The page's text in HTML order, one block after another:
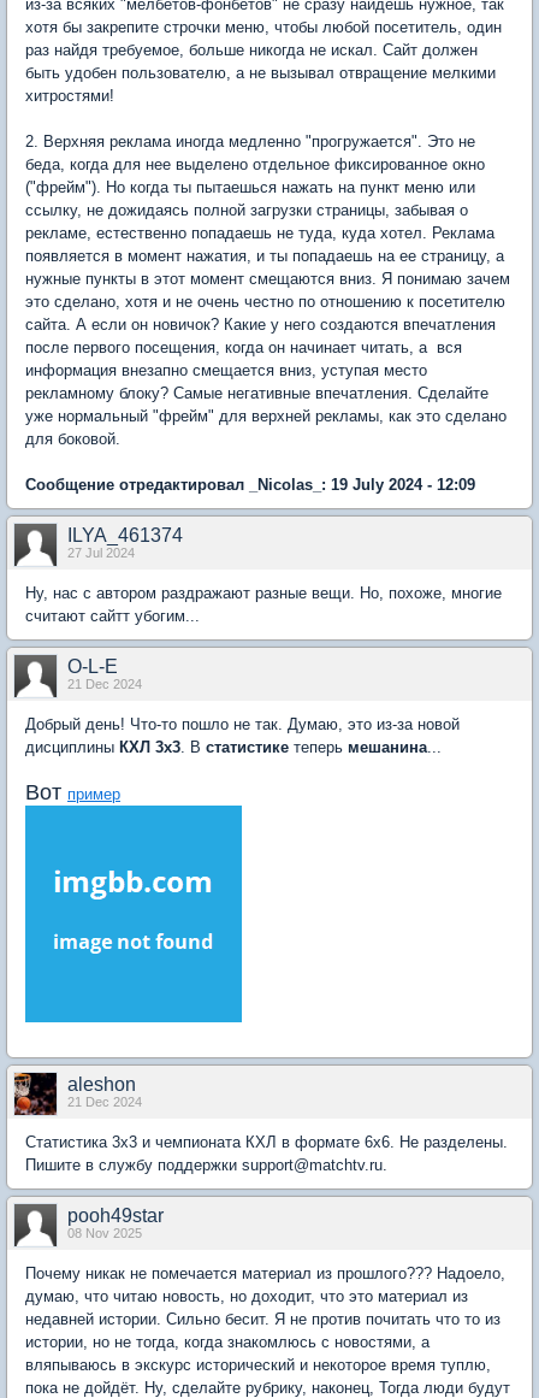
из-за всяких "мелбетов-фонбетов" не сразу найдешь нужное, так
хотя бы закрепите строчки меню, чтобы любой посетитель, один
раз найдя требуемое, больше никогда не искал. Сайт должен
быть удобен пользователю, а не вызывал отвращение мелкими
хитростями!
2. Верхняя реклама иногда медленно "прогружается". Это не
беда, когда для нее выделено отдельное фиксированное окно
("фрейм"). Но когда ты пытаешься нажать на пункт меню или
ссылку, не дожидаясь полной загрузки страницы, забывая о
рекламе, естественно попадаешь не туда, куда хотел. Реклама
появляется в момент нажатия, и ты попадаешь на ее страницу, а
нужные пункты в этот момент смещаются вниз. Я понимаю зачем
это сделано, хотя и не очень честно по отношению к посетителю
сайта. А если он новичок? Какие у него создаются впечатления
после первого посещения, когда он начинает читать, а вся
информация внезапно смещается вниз, уступая место
рекламному блоку? Самые негативные впечатления. Сделайте
уже нормальный "фрейм" для верхней рекламы, как это сделано
для боковой.
Сообщение отредактировал _Nicolas_: 19 July 2024 - 12:09
ILYA_461374
27 Jul 2024
Ну, нас с автором раздражают разные вещи. Но, похоже, многие
считают сайтт убогим...
O-L-E
21 Dec 2024
Добрый день! Что-то пошло не так. Думаю, это из-за новой
дисциплины КХЛ 3х3. В статистике теперь мешанина...
Вот пример
aleshon
21 Dec 2024
Статистика 3x3 и чемпионата КХЛ в формате 6x6. Не разделены.
Пишите в службу поддержки support@matchtv.ru.
pooh49star
08 Nov 2025
Почему никак не помечается материал из прошлого??? Надоело,
думаю, что читаю новость, но доходит, что это материал из
недавней истории. Сильно бесит. Я не против почитать что то из
истории, но не тогда, когда знакомлюсь с новостями, а
вляпываюсь в экскурс исторический и некоторое время туплю,
пока не дойдёт. Ну, сделайте рубрику, наконец, Тогда люди будут